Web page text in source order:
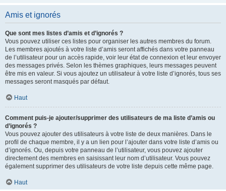
Amis et ignorés
Que sont mes listes d’amis et d’ignorés ?
Vous pouvez utiliser ces listes pour organiser les autres membres du forum.
Les membres ajoutés à votre liste d’amis seront affichés dans votre panneau
de l’utilisateur pour un accès rapide, voir leur état de connexion et leur envoyer
des messages privés. Selon les thèmes graphiques, leurs messages peuvent
être mis en valeur. Si vous ajoutez un utilisateur à votre liste d’ignorés, tous ses
messages seront masqués par défaut.
Haut
Comment puis-je ajouter/supprimer des utilisateurs de ma liste d’amis ou
d’ignorés ?
Vous pouvez ajouter des utilisateurs à votre liste de deux manières. Dans le
profil de chaque membre, il y a un lien pour l’ajouter dans votre liste d’amis ou
d’ignorés. Ou, depuis votre panneau de l’utilisateur, vous pouvez ajouter
directement des membres en saisissant leur nom d’utilisateur. Vous pouvez
également supprimer des utilisateurs de votre liste depuis cette même page.
Haut